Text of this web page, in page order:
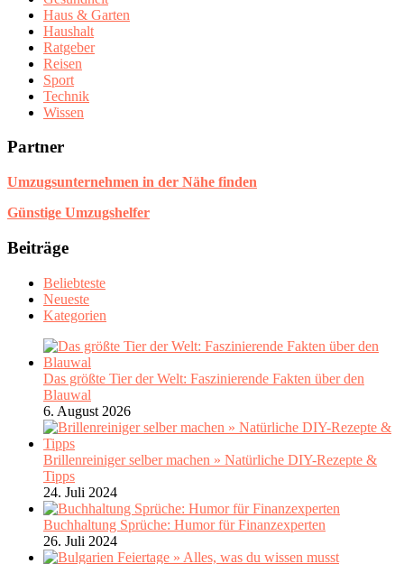
Haus & Garten
Haushalt
Ratgeber
Reisen
Sport
Technik
Wissen
Partner
Umzugsunternehmen in der Nähe finden
Günstige Umzugshelfer
Beiträge
Beliebteste
Neueste
Kategorien
Das größte Tier der Welt: Faszinierende Fakten über den
Blauwal
6. August 2026
Brillenreiniger selber machen » Natürliche DIY-Rezepte &
Tipps
24. Juli 2024
Buchhaltung Sprüche: Humor für Finanzexperten
26. Juli 2024